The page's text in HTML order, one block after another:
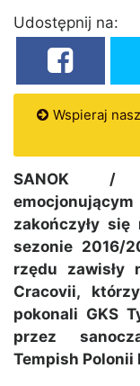
Udostępnij na:
Wspieraj
SANOK /
zakończyły
sezonie 2016/
rzędu zawisły
Cracovii,
pokonali GKS
przez
Tempish Polonii